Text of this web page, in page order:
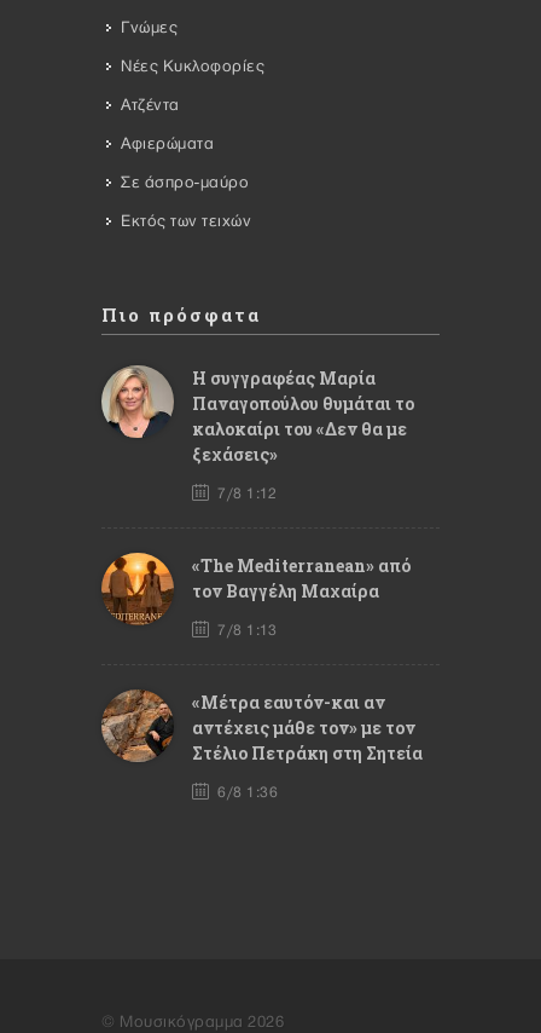
Γνώμες
Νέες Κυκλοφορίες
Ατζέντα
Αφιερώματα
Σε άσπρο-μαύρο
Εκτός των τειχών
Πιο πρόσφατα
Η συγγραφέας Μαρία
Παναγοπούλου θυμάται το
καλοκαίρι του «Δεν θα με
ξεχάσεις»
7/8 1:12
«The Mediterranean» από
τον Βαγγέλη Μαχαίρα
7/8 1:13
«Μέτρα εαυτόν-και αν
αντέχεις μάθε τον» με τον
Στέλιο Πετράκη στη Σητεία
6/8 1:36
© Μουσικόγραμμα 2026